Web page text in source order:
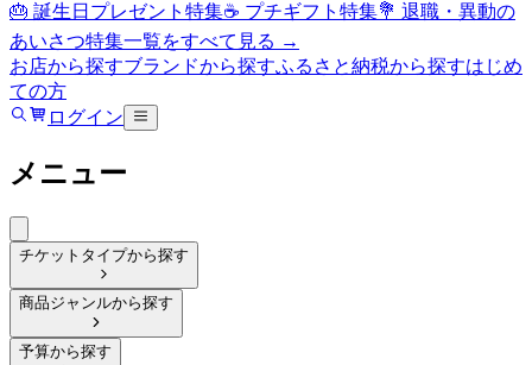
🎂 誕生日プレゼント特集☕ プチギフト特集💐 退職・異動の
あいさつ特集一覧をすべて見る →
お店から探すブランドから探すふるさと納税から探すはじめ
ての方
ログイン
メニュー
チケットタイプから探す
商品ジャンルから探す
予算から探す